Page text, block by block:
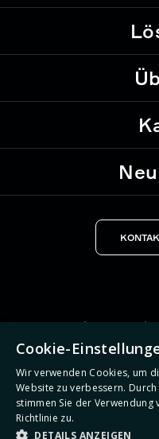
ENGLISCH/SPANISCH/
DATENSCHUTZ
MEDIAKIT
Cookie-
Wir verwenden Cookies, um
Website zu verbessern.
stimmen Sie der
Richtlinie zu.
DETAILS ANZEIGEN